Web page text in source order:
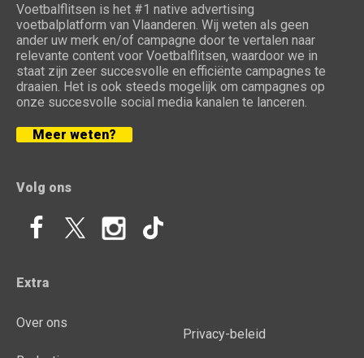
Voetbalflitsen is het #1 native advertising
voetbalplatform van Vlaanderen. Wij weten als geen
ander uw merk en/of campagne door te vertalen naar
relevante content voor Voetbalflitsen, waardoor we in
staat zijn zeer succesvolle en efficiënte campagnes te
draaien. Het is ook steeds mogelijk om campagnes op
onze succesvolle social media kanalen te lanceren.
Meer weten?
Volg ons
Extra
Over ons
Privacy-beleid